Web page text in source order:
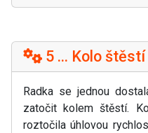
5 ... Kolo štěstí
Radka se jednou
zatočit kolem štěstí.
roztočila úhlovou